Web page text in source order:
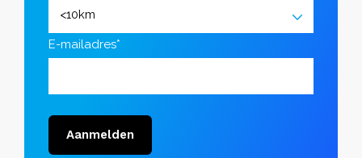
E-mailadres*
Aanmelden